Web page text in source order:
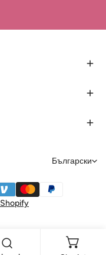
е
з
и
Български